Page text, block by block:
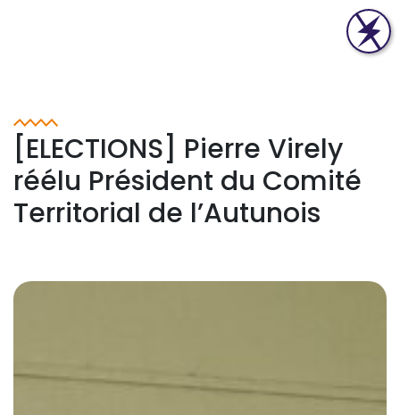
[ELECTIONS] Pierre Virely
réélu Président du Comité
Territorial de l’Autunois